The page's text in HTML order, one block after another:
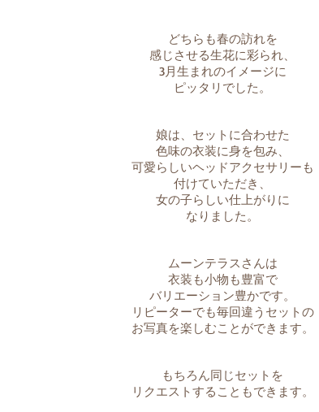
どちらも春の訪れを
感じさせる生花に彩られ、
3月生まれのイメージに
ピッタリでした。
娘は、セットに合わせた
色味の衣装に身を包み、
可愛らしいヘッドアクセサリーも
付けていただき、
女の子らしい仕上がりに
なりました。
ムーンテラスさんは
衣装も小物も豊富で
バリエーション豊かです。
リピーターでも毎回違うセットの
お写真を楽しむことができます。
もちろん同じセットを
リクエストすることもできます。